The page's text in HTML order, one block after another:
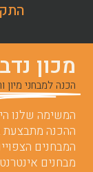
מכון נדב
הכנה למבחני מיון
המשימה שלנו
ההכנה מתבצעת
המבחנים
מבחנים